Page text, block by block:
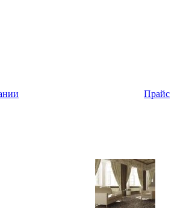
Прайс